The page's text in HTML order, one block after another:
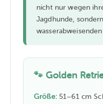
nicht nur wegen
Jagdhunde,
🐾 Golden
Größe:51–61 cm